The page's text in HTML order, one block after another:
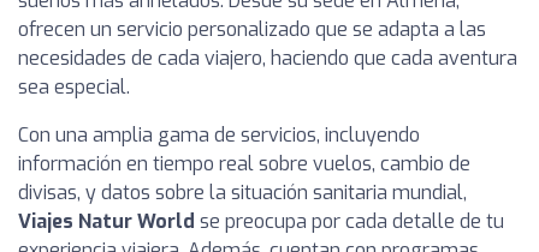
ofrecen un servicio personalizado que se adapta a las
necesidades de cada viajero, haciendo que cada aventura
sea especial.
Con una amplia gama de servicios, incluyendo
información en tiempo real sobre vuelos, cambio de
divisas, y datos sobre la situación sanitaria mundial,
Viajes Natur World se preocupa por cada detalle de tu